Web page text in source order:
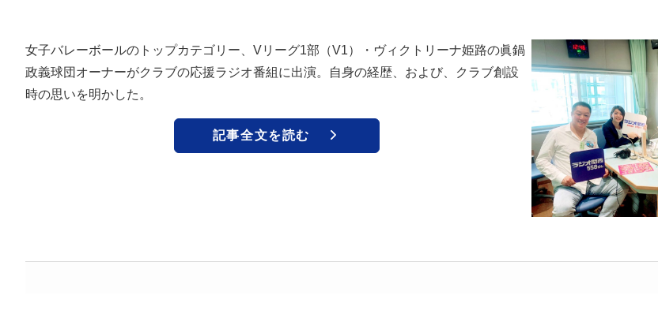
女子バレーボールのトップカテゴリー、Vリーグ1部（V1）・ヴィクトリーナ姫路の眞鍋
政義球団オーナーがクラブの応援ラジオ番組に出演。自身の経歴、および、クラブ創設
時の思いを明かした。
記事全文を読む